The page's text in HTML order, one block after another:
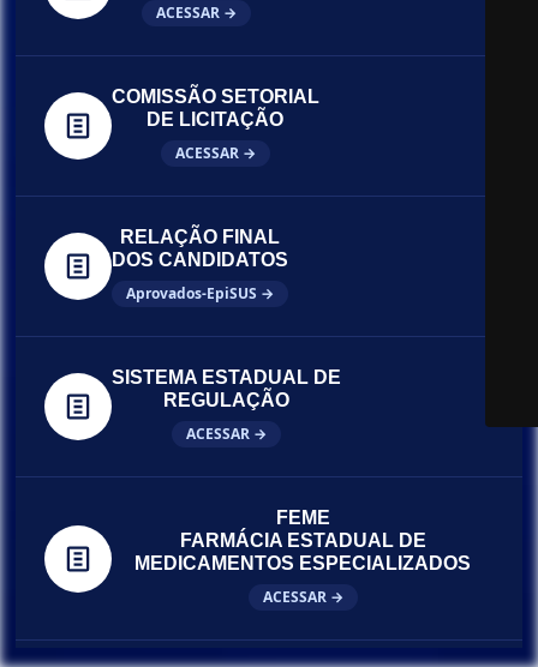
ACESSAR →
COMISSÃO SETORIAL
DE LICITAÇÃO
ACESSAR →
RELAÇÃO FINAL
DOS CANDIDATOS
Aprovados-EpiSUS →
SISTEMA ESTADUAL DE
REGULAÇÃO
ACESSAR →
FEME
FARMÁCIA ESTADUAL DE
MEDICAMENTOS ESPECIALIZADOS
ACESSAR →